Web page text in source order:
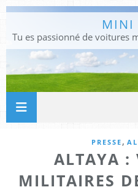
MINI
PRESSE ,
ALTAYA :
MILITAIRES